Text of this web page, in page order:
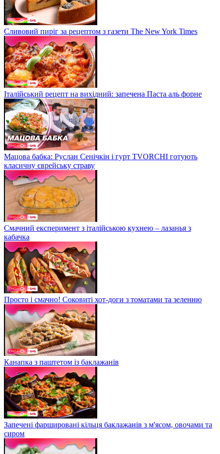
Сливовий пиріг за рецептом з газети The New York Times
Італійський рецепт на вихідний: запечена Паста аль форне
Мацова бабка: Руслан Сенічкін і гурт TVORCHI готують
класичну єврейську страву
Смачний експеримент з італійською кухнею – лазанья з
кабачка
Просто і смачно! Соковиті хот-доги з томатами та зеленню
Канапка з паштетом із баклажанів
Запечені фаршировані кільця баклажанів з м'ясом, овочами та
сиром